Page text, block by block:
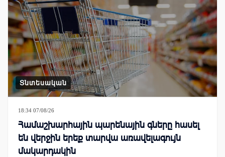
Տնտեսական
18:34 07/08/26
Համաշխարհային պարենային գները հասել
են վերջին երեք տարվա առավելագույն
մակարդակին